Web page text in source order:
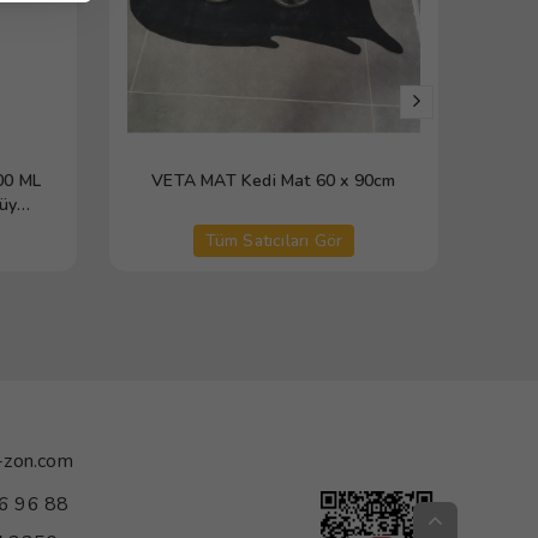
ML
VETA MAT Kedi Mat 60 x 90cm
Tüm Satıcıları Gör
96 88